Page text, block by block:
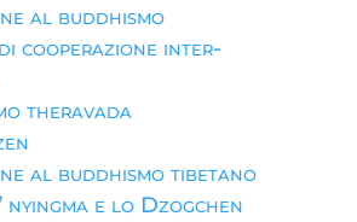
al buddhismo
cooperazione inter-
theravada
al buddhismo tibetano
nyingma e lo Dzogchen